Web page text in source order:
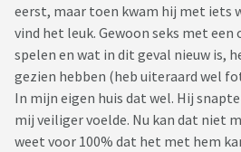
eerst, maar toen kwam hij met iets
vind het leuk. Gewoon seks met
spelen en wat in dit geval nieuw is,
gezien hebben (heb uiteraard wel
In mijn eigen huis dat wel. Hij
mij veiliger voelde. Nu kan dat niet
weet voor 100% dat het met hem